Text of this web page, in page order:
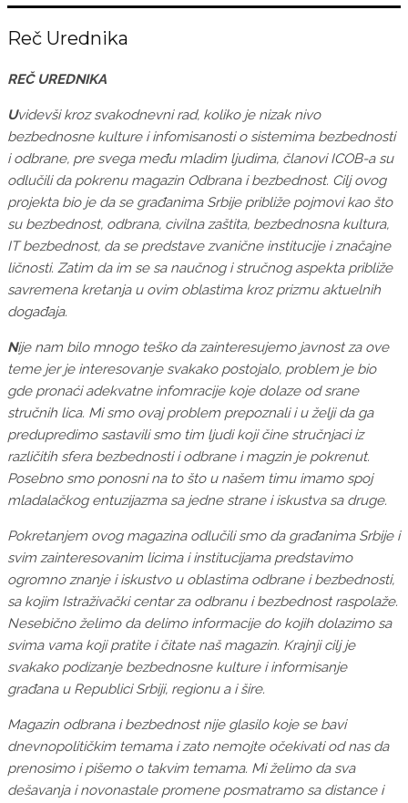
Reč Urednika
REČUREDNIKA
Uvidevši kroz svakodnevni rad, koliko je nizak nivo
bezbednosne kulture i infomisanosti o sistemima bezbednosti
i odbrane, pre svega među mladim ljudima, članovi ICOB-a su
odlučili da pokrenu magazin Odbrana i bezbednost. Cilj ovog
projekta bio je da se građanima Srbije približe pojmovi kao što
su bezbednost, odbrana, civilna zaštita, bezbednosna kultura,
IT bezbednost, da se predstave zvanične institucije i značajne
ličnosti. Zatim da im se sa naučnog i stručnog aspekta približe
savremena kretanja u ovim oblastima kroz prizmu aktuelnih
događaja.
Nije nam bilo mnogo teško da zainteresujemo javnost za ove
teme jer je interesovanje svakako postojalo, problem je bio
gde pronaći adekvatne infomracije koje dolaze od srane
stručnih lica. Mi smo ovaj problem prepoznali i u želji da ga
predupredimo sastavili smo tim ljudi koji čine stručnjaci iz
različitih sfera bezbednosti i odbrane i magzin je pokrenut.
Posebno smo ponosni na to što u našem timu imamo spoj
mladalačkog entuzijazma sa jedne strane i iskustva sa druge.
Pokretanjem ovog magazina odlučili smo da građanima Srbije i
svim zainteresovanim licima i institucijama predstavimo
ogromno znanje i iskustvo u oblastima odbrane i bezbednosti,
sa kojim Istraživački centar za odbranu i bezbednost raspolaže.
Nesebično želimo da delimo informacije do kojih dolazimo sa
svima vama koji pratite i čitate naš magazin. Krajnji cilj je
svakako podizanje bezbednosne kulture i informisanje
građana u Republici Srbiji, regionu a i šire.
Magazin odbrana i bezbednost nije glasilo koje se bavi
dnevnopolitičkim temama i zato nemojte očekivati od nas da
prenosimo i pišemo o takvim temama. Mi želimo da sva
dešavanja i novonastale promene posmatramo sa distance i